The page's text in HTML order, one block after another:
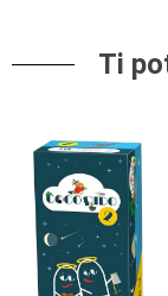
Ti